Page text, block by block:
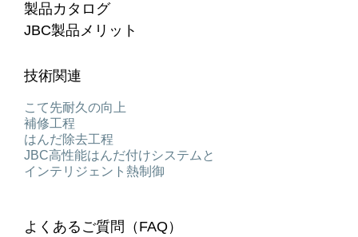
製品カタログ
JBC製品メリット
技術関連
こて先耐久の向上
補修工程
はんだ除去工程
JBC高性能はんだ付けシステムと
インテリジェント熱制御
よくあるご質問（FAQ）